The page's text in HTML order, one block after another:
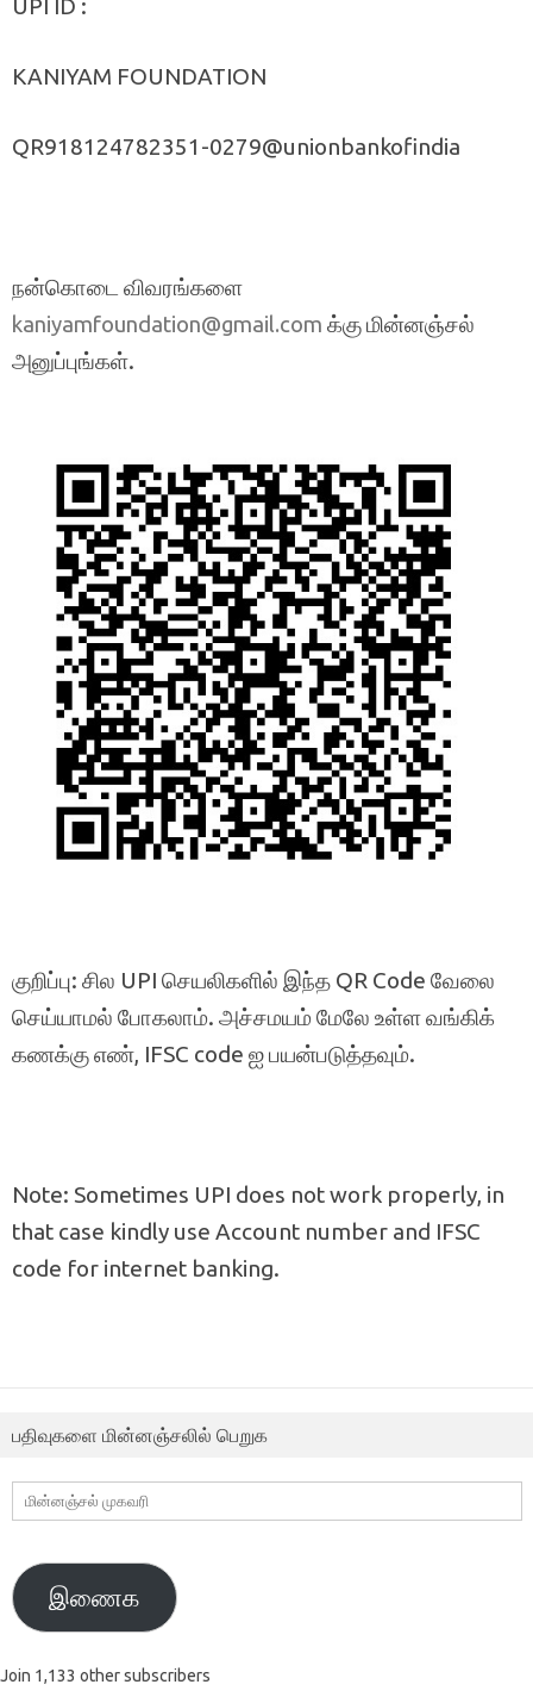
UPI ID :
KANIYAM FOUNDATION
QR918124782351-0279@unionbankofindia
நன்கொடை விவரங்களை
kaniyamfoundation@gmail.com க்கு மின்னஞ்சல்
அனுப்புங்கள்.
குறிப்பு: சில UPI செயலிகளில் இந்த QR Code வேலை
செய்யாமல் போகலாம். அச்சமயம் மேலே உள்ள வங்கிக்
கணக்கு எண், IFSC code ஐ பயன்படுத்தவும்.
Note: Sometimes UPI does not work properly, in
that case kindly use Account number and IFSC
code for internet banking.
பதிவுகளை மின்னஞ்சலில் பெறுக
மின்னஞ்சல்
முகவரி
இணைக
Join 1,133 other subscribers